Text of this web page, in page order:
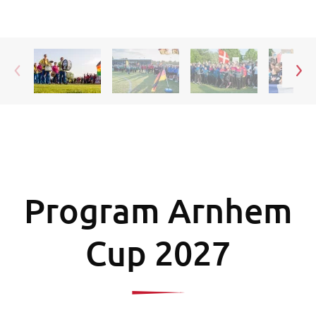
Program Arnhem
Cup 2027